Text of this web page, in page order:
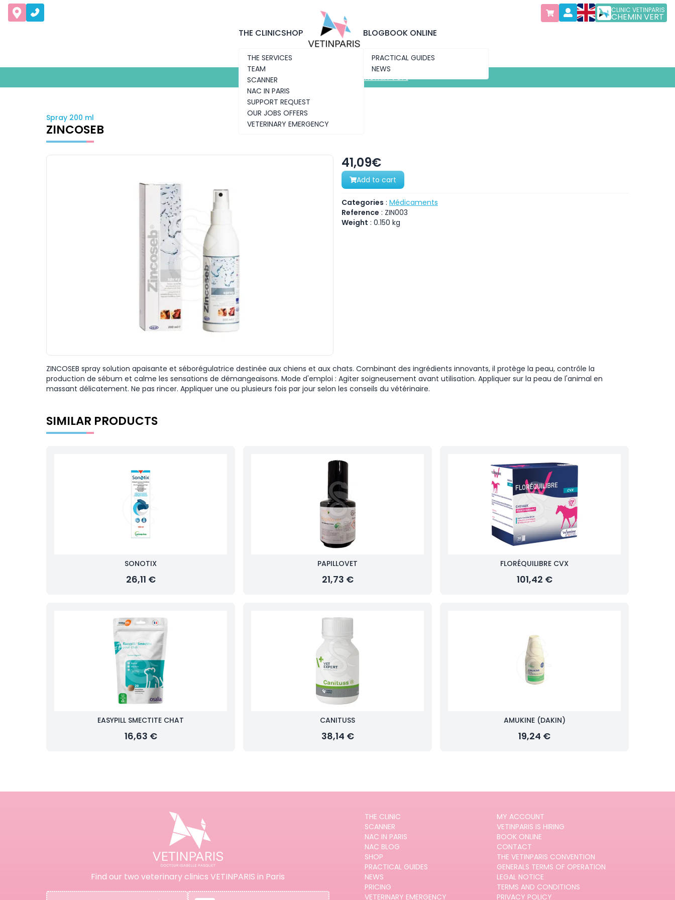
CLINIC VETINPARIS
CHEMIN VERT
THE CLINIC
THE SERVICES
TEAM
SCANNER
NAC IN PARIS
SUPPORT REQUEST
OUR JOBS OFFERS
VETERINARY EMERGENCY
SHOP BLOG
PRACTICAL GUIDES
NEWS
BOOK ONLINE
Discover the new clinic Chemin Vert
Discover the new clinic
Spray 200 ml
ZINCOSEB
41,09€
Add to cart
Categories : Médicaments
Reference : ZIN003
Weight : 0.150 kg
ZINCOSEB spray solution apaisante et séborégulatrice destinée aux chiens et aux chats. Combinant des ingrédients innovants, il protège la peau, contrôle la
production de sébum et calme les sensations de démangeaisons. Mode d'emploi : Agiter soigneusement avant utilisation. Appliquer sur la peau de l'animal en
massant délicatement. Ne pas rincer. Appliquer une ou plusieurs fois par jour selon les conseils du vétérinaire.
SIMILAR PRODUCTS
SONOTIX
26,11 €
PAPILLOVET
21,73 €
FLORÉQUILIBRE CVX
101,42 €
EASYPILL SMECTITE CHAT
16,63 €
CANITUSS
38,14 €
AMUKINE (DAKIN)
19,24 €
Find our two veterinary clinics VETINPARIS in Paris
THE CLINIC
SCANNER
NAC IN PARIS
NAC BLOG
SHOP
PRACTICAL GUIDES
NEWS
PRICING
VETERINARY EMERGENCY
MY ACCOUNT
VETINPARIS IS HIRING
BOOK ONLINE
CONTACT
THE VETINPARIS CONVENTION
GENERALS TERMS OF OPERATION
LEGAL NOTICE
TERMS AND CONDITIONS
PRIVACY POLICY